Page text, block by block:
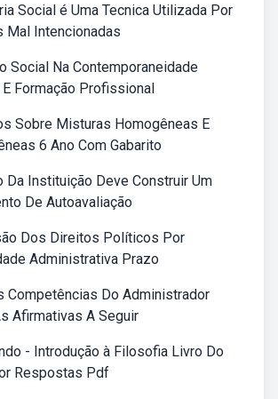
Social é Uma Tecnica Utilizada Por
Mal Intencionadas
Social Na Contemporaneidade
E Formação Profissional
Sobre Misturas Homogêneas E
6 Ano Com Gabarito
Da Instituição Deve Construir Um
De Autoavaliação
Dos Direitos Políticos Por
Administrativa Prazo
Competências Do Administrador
Afirmativas A Seguir
- Introdução à Filosofia Livro Do
Respostas Pdf